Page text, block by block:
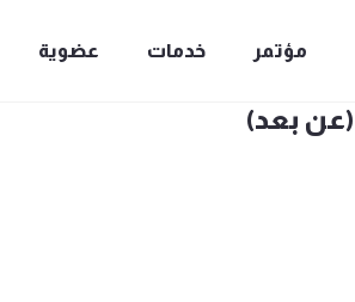
مؤتمر خدمات عضوية